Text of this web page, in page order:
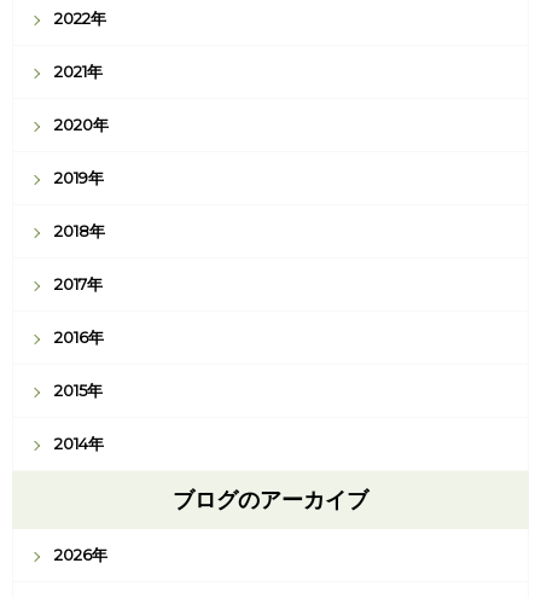
2022年
2021年
2020年
2019年
2018年
2017年
2016年
2015年
2014年
ブログのアーカイブ
2026年